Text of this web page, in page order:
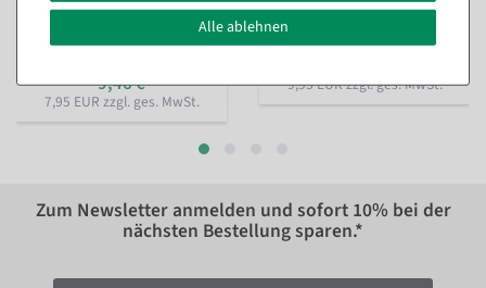
Sofort versandfähig.
9,46 €
7,95 EUR zzgl. ges. MwSt.
Sofort versandfähig.
9,95 EUR zzgl. ges. MwSt.
Zum Newsletter anmelden und sofort 10% bei der
nächsten Bestellung sparen.*
Alle ablehnen